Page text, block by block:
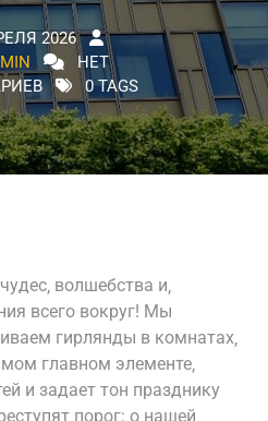
2026
НЕТ
0 TAGS
волшебства и‚
всего вокруг! Мы
гирлянды в комнатах‚
главном элементе‚
и задает тон празднику
порог: о нашей